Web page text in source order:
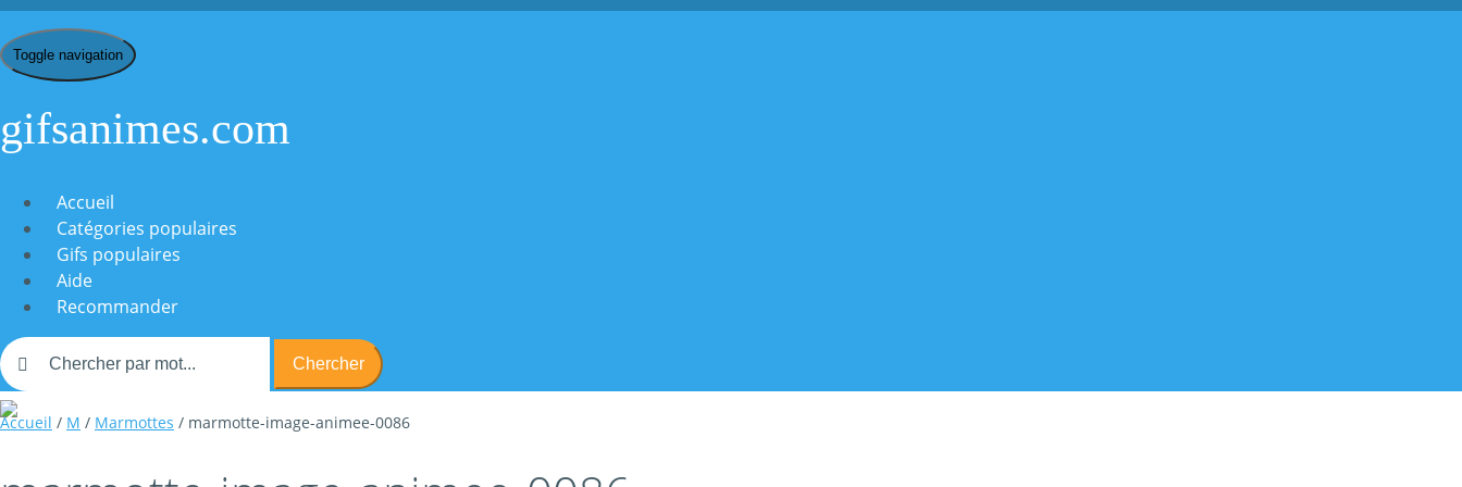
Toggle navigation
gifsanimes.com
Accueil
Catégories populaires
Gifs populaires
Aide
Recommander
Chercher
Accueil / M / Marmottes / marmotte-image-animee-0086